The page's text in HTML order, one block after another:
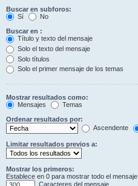
Buscar en subforos:
Sí
No
Buscar en :
Título y texto del mensaje
Solo el texto del mensaje
Solo títulos
Solo el primer mensaje de los temas
Mostrar resultados como:
Mensajes
Temas
Ordenar resultados por:
Ascendente
Limitar resultados previos a:
Mostrar los primeros:
Establece en 0 para mostrar todo el mensaje.
Caracteres del mensaje